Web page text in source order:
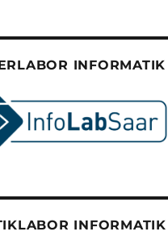
INFORMATIK
INFORMATIK